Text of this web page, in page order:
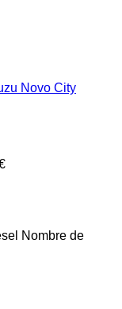
Novo City
Nombre de